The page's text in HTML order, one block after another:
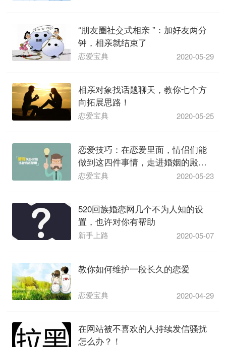
“朋友圈社交式相亲 ”：加好友两分
钟，相亲就结束了
恋爱宝典 2020-05-29
相亲对象找话题聊天，教你七个方
向拓展思路！
恋爱宝典 2020-05-25
恋爱技巧：在恋爱里面，情侣们能
做到这四件事情，走进婚姻的殿堂
不成 问题！
恋爱宝典 2020-05-23
520回族婚恋网几个不为人知的设
置，也许对你有帮助
新手上路 2020-05-07
教你如何维护一段长久的恋爱
恋爱宝典 2020-04-29
在网站被不喜欢的人持续发信骚扰
怎么办？！